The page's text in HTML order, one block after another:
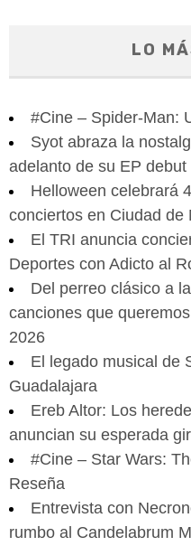
LO
#Cine – Spider-Man:
Syot abraza la
adelanto de su EP debut
Helloween celebrará
conciertos en Ciudad de
El TRI anuncia
Deportes con Adicto al
Del perreo clásico a
canciones que
2026
El legado musical de
Guadalajara
Ereb Altor: Los
anuncian su esperada
#Cine – Star Wars:
Reseña
Entrevista con
rumbo al Candelabrum